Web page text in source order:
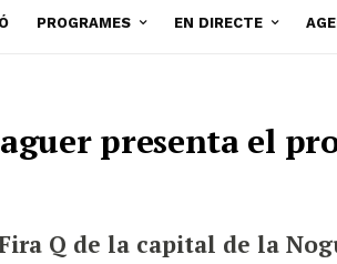
PROGRAMES EN DIRECTE
presenta el
Q de la capital de la